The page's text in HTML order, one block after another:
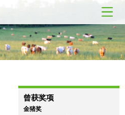
曾获奖项
金猪奖